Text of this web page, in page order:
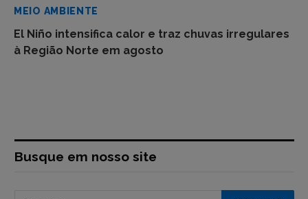
MEIO AMBIENTE
El Niño intensifica calor e traz chuvas irregulares
à Região Norte em agosto
Busque em nosso site